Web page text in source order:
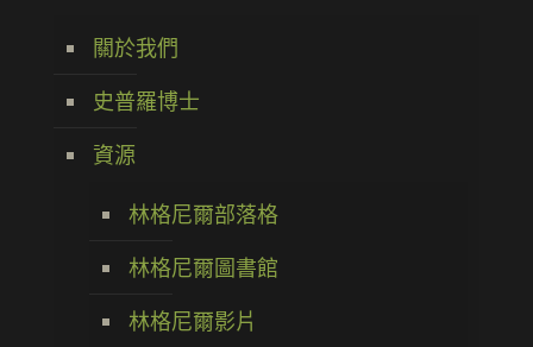
關於我們
史普羅博士
資源
林格尼爾部落格
林格尼爾圖書館
林格尼爾影片